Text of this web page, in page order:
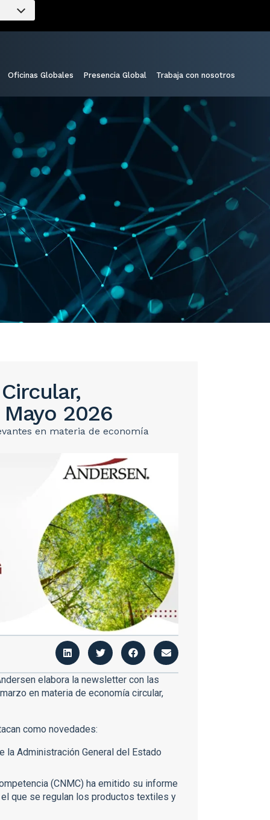
Oficinas Globales Presencia Global Trabaja con nosotros
2026
en materia de economía
elabora la newsletter con las
en materia de economía circular,
como novedades:
la Administración General del Estado
(CNMC) ha emitido su informe
que se regulan los productos textiles y